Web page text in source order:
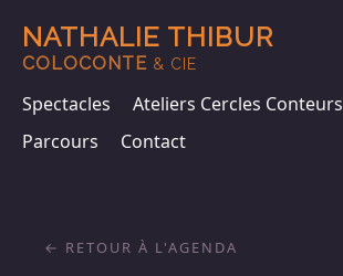
NATHALIE THIBUR
COLOCONTE & CIE
Spectacles Ateliers Cercles Conteurs
Parcours
Contact
RETOUR À L'AGENDA